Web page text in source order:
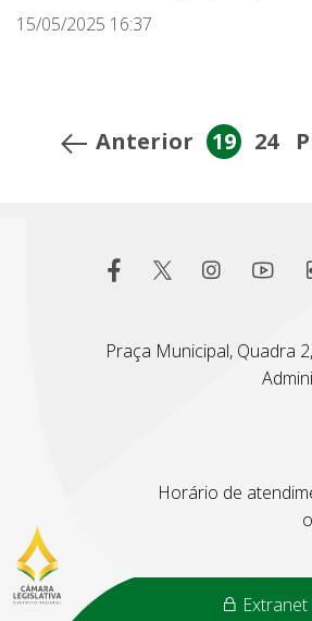
15/05/2025 16:37
Anterior 19 24
Praça Municipal, Quadra
Horário de
Extranet